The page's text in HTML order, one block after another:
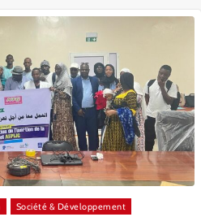
Société & Développement